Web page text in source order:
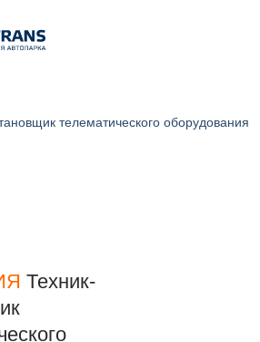
телематического оборудования
Техник-